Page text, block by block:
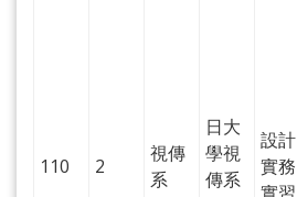
110 2
視傳
系
日大
學視
傳系
設計
實務